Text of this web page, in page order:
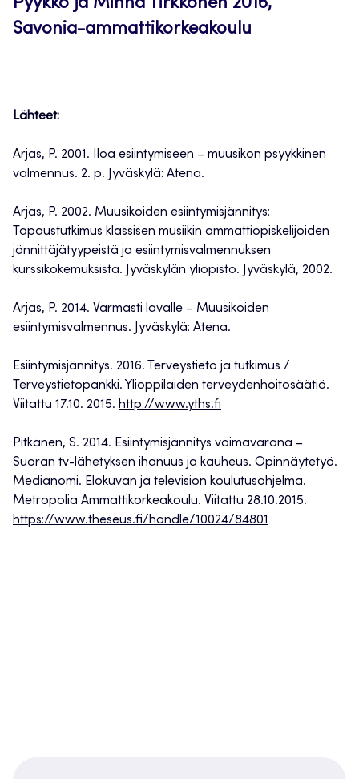
Pyykkö ja Minna Tirkkonen 2016,
Savonia-ammattikorkeakoulu
Lähteet:
Arjas, P. 2001. Iloa esiintymiseen – muusikon psyykkinen
valmennus. 2. p. Jyväskylä: Atena.
Arjas, P. 2002. Muusikoiden esiintymisjännitys:
Tapaustutkimus klassisen musiikin ammattiopiskelijoiden
jännittäjätyypeistä ja esiintymisvalmennuksen
kurssikokemuksista. Jyväskylän yliopisto. Jyväskylä, 2002.
Arjas, P. 2014. Varmasti lavalle – Muusikoiden
esiintymisvalmennus. Jyväskylä: Atena.
Esiintymisjännitys. 2016. Terveystieto ja tutkimus /
Terveystietopankki. Ylioppilaiden terveydenhoitosäätiö.
Viitattu 17.10. 2015. http://www.yths.fi
Pitkänen, S. 2014. Esiintymisjännitys voimavarana –
Suoran tv-lähetyksen ihanuus ja kauheus. Opinnäytetyö.
Medianomi. Elokuvan ja television koulutusohjelma.
Metropolia Ammattikorkeakoulu. Viitattu 28.10.2015.
https://www.theseus.fi/handle/10024/84801